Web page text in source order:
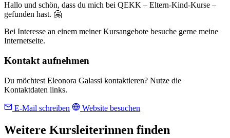
Hallo und schön, dass du mich bei QEKK – Eltern-Kind-Kurse –
gefunden hast. 🤗
Bei Interesse an einem meiner Kursangebote besuche gerne meine
Internetseite.
Kontakt aufnehmen
Du möchtest Eleonora Galassi kontaktieren? Nutze die
Kontaktdaten links.
E-Mail schreiben Website besuchen
Weitere Kursleiterinnen finden